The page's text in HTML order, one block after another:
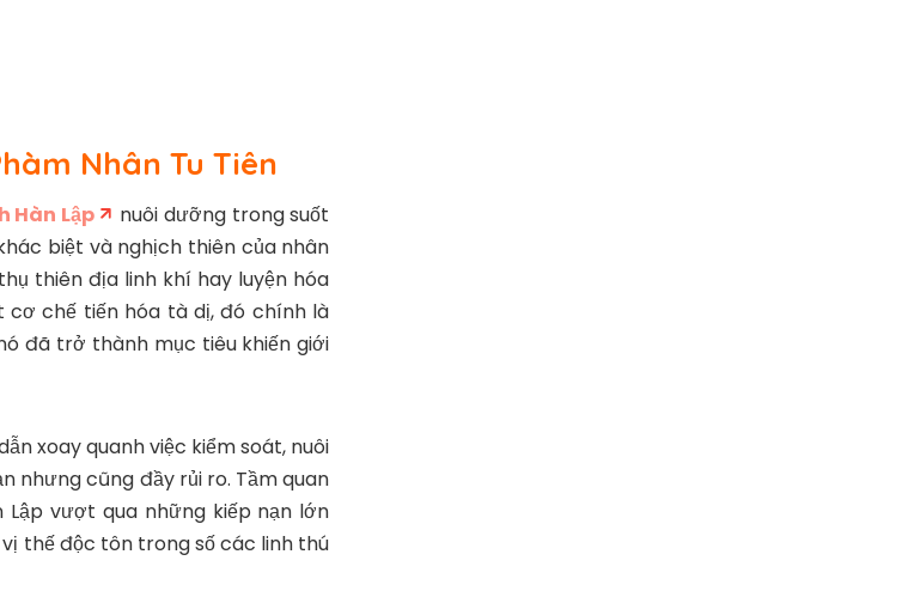
Nhân Tu Tiên
Hàn Lập
nuôi dưỡng trong suốt
biệt và nghịch thiên của nhân
thiên địa linh khí hay luyện hóa
chế tiến hóa tà dị, đó chính là
đã trở thành mục tiêu khiến giới
xoay quanh việc kiểm soát, nuôi
nhưng cũng đầy rủi ro. Tầm quan
vượt qua những kiếp nạn lớn
vị thế độc tôn trong số các linh thú